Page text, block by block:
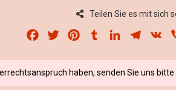
Teilen Sie es mit sich
Facebook
Twitter PinterestTumblrLinkedIn VK
haben, senden Sie uns